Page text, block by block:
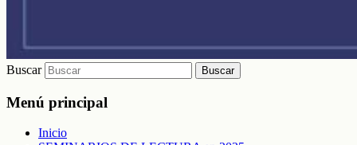
Buscar
Menú principal
Inicio